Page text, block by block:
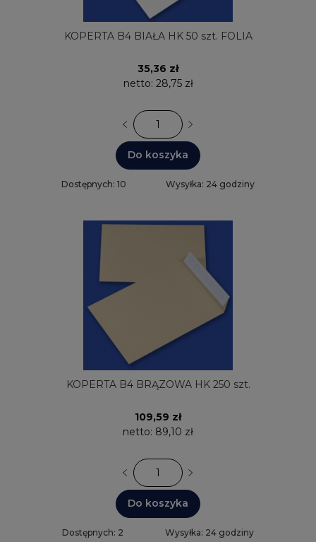
KOPERTA B4 BIAŁA HK 50 szt. FOLIA
35,36 zł
netto: 28,75 zł
Do koszyka
Dostępnych: 10 Wysyłka: 24 godziny
KOPERTA B4 BRĄZOWA HK 250 szt.
109,59 zł
netto: 89,10 zł
Do koszyka
Dostępnych: 2 Wysyłka: 24 godziny